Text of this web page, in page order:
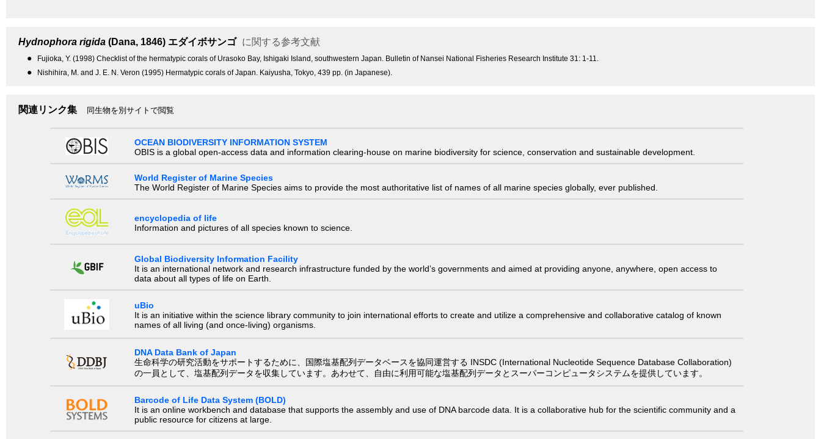
Hydnophora rigida (Dana, 1846) エダイボサンゴ に関する参考文献
● Fujioka, Y. (1998) Checklist of the hermatypic corals of Urasoko Bay, Ishigaki Island, southwestern Japan. Bulletin of Nansei National Fisheries Research Institute 31: 1-11.
● Nishihira, M. and J. E. N. Veron (1995) Hermatypic corals of Japan. Kaiyusha, Tokyo, 439 pp. (in Japanese).
関連リンク集 同生物を別サイトで閲覧
OCEAN BIODIVERSITY INFORMATION SYSTEM
OBIS is a global open-access data and information clearing-house on marine biodiversity for science, conservation and sustainable development.
World Register of Marine Species
The World Register of Marine Species aims to provide the most authoritative list of names of all marine species globally, ever published.
encyclopedia of life
Information and pictures of all species known to science.
Global Biodiversity Information Facility
It is an international network and research infrastructure funded by the world’s governments and aimed at providing anyone, anywhere, open access to
data about all types of life on Earth.
uBio
It is an initiative within the science library community to join international efforts to create and utilize a comprehensive and collaborative catalog of known
names of all living (and once-living) organisms.
DNA Data Bank of Japan
生命科学の研究活動をサポートするために、国際塩基配列データベースを協同運営する INSDC (International Nucleotide Sequence Database Collaboration)
の一員として、塩基配列データを収集しています。あわせて、自由に利用可能な塩基配列データとスーパーコンピュータシステムを提供しています。
Barcode of Life Data System (BOLD)
It is an online workbench and database that supports the assembly and use of DNA barcode data. It is a collaborative hub for the scientific community and a
public resource for citizens at large.